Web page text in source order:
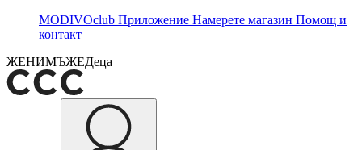
MODIVOclub Приложение Намерете магазин Помощ и
контакт
ЖЕНИМЪЖЕДеца